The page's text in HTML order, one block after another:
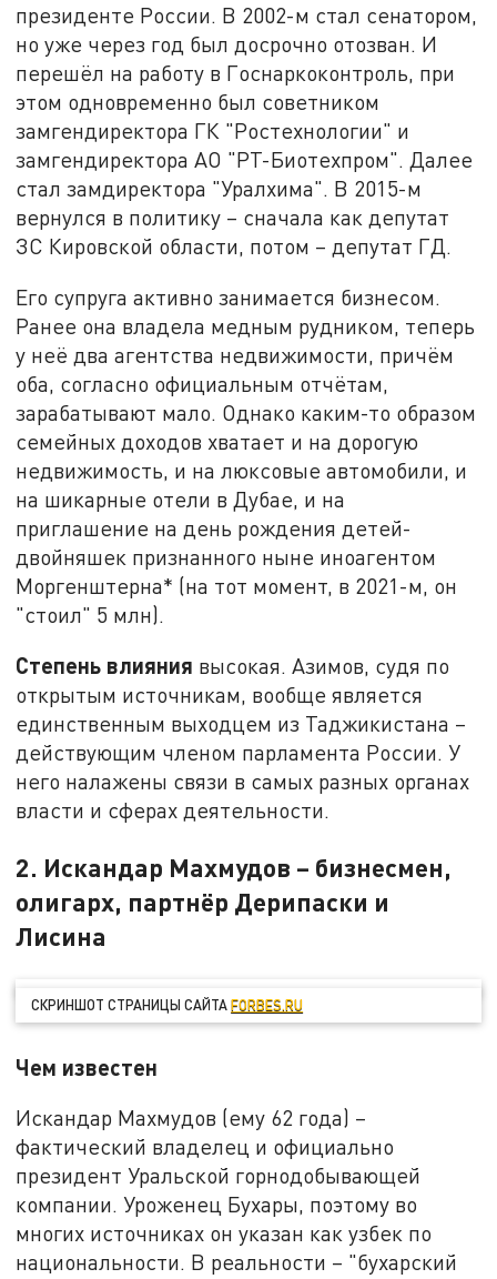
президенте России. В 2002-м стал сенатором,
но уже через год был досрочно отозван. И
перешёл на работу в Госнаркоконтроль, при
этом одновременно был советником
замгендиректора ГК "Ростехнологии" и
замгендиректора АО "РТ-Биотехпром". Далее
стал замдиректора "Уралхима". В 2015-м
вернулся в политику – сначала как депутат
ЗС Кировской области, потом – депутат ГД.
Его супруга активно занимается бизнесом.
Ранее она владела медным рудником, теперь
у неё два агентства недвижимости, причём
оба, согласно официальным отчётам,
зарабатывают мало. Однако каким-то образом
семейных доходов хватает и на дорогую
недвижимость, и на люксовые автомобили, и
на шикарные отели в Дубае, и на
приглашение на день рождения детей-
двойняшек признанного ныне иноагентом
Моргенштерна* (на тот момент, в 2021-м, он
"стоил" 5 млн).
Степень влияния высокая. Азимов, судя по
открытым источникам, вообще является
единственным выходцем из Таджикистана –
действующим членом парламента России. У
него налажены связи в самых разных органах
власти и сферах деятельности.
2. Искандар Махмудов – бизнесмен,
олигарх, партнёр Дерипаски и
Лисина
СКРИНШОТ СТРАНИЦЫ САЙТАFORBES.RU
Чем известен
Искандар Махмудов (ему 62 года) –
фактический владелец и официально
президент Уральской горнодобывающей
компании. Уроженец Бухары, поэтому во
многих источниках он указан как узбек по
национальности. В реальности – "бухарский